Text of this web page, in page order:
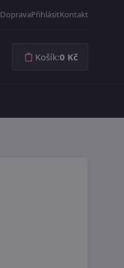
DopravaPřihlásitKontakt
Košík:0 Kč